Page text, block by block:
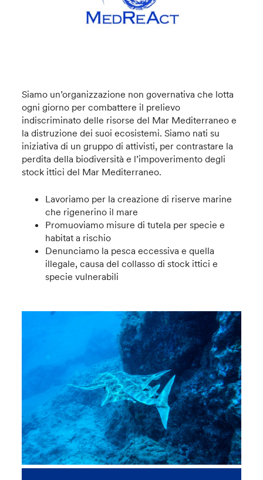
Siamo un’organizzazione non governativa che lotta
ogni giorno per combattere il prelievo
indiscriminato delle risorse del Mar Mediterraneo e
la distruzione dei suoi ecosistemi. Siamo nati su
iniziativa di un gruppo di attivisti, per contrastare la
perdita della biodiversità e l’impoverimento degli
stock ittici del Mar Mediterraneo.
Lavoriamo per la creazione di riserve marine
che rigenerino il mare
Promuoviamo misure di tutela per specie e
habitat a rischio
Denunciamo la pesca eccessiva e quella
illegale, causa del collasso di stock ittici e
specie vulnerabili